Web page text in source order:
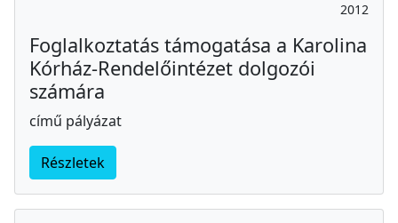
2012
Foglalkoztatás támogatása a Karolina
Kórház-Rendelőintézet dolgozói
számára
című pályázat
Részletek